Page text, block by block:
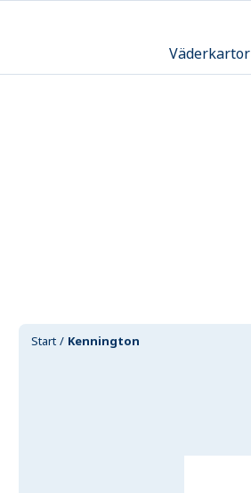
Väderkartor
Start Kennington